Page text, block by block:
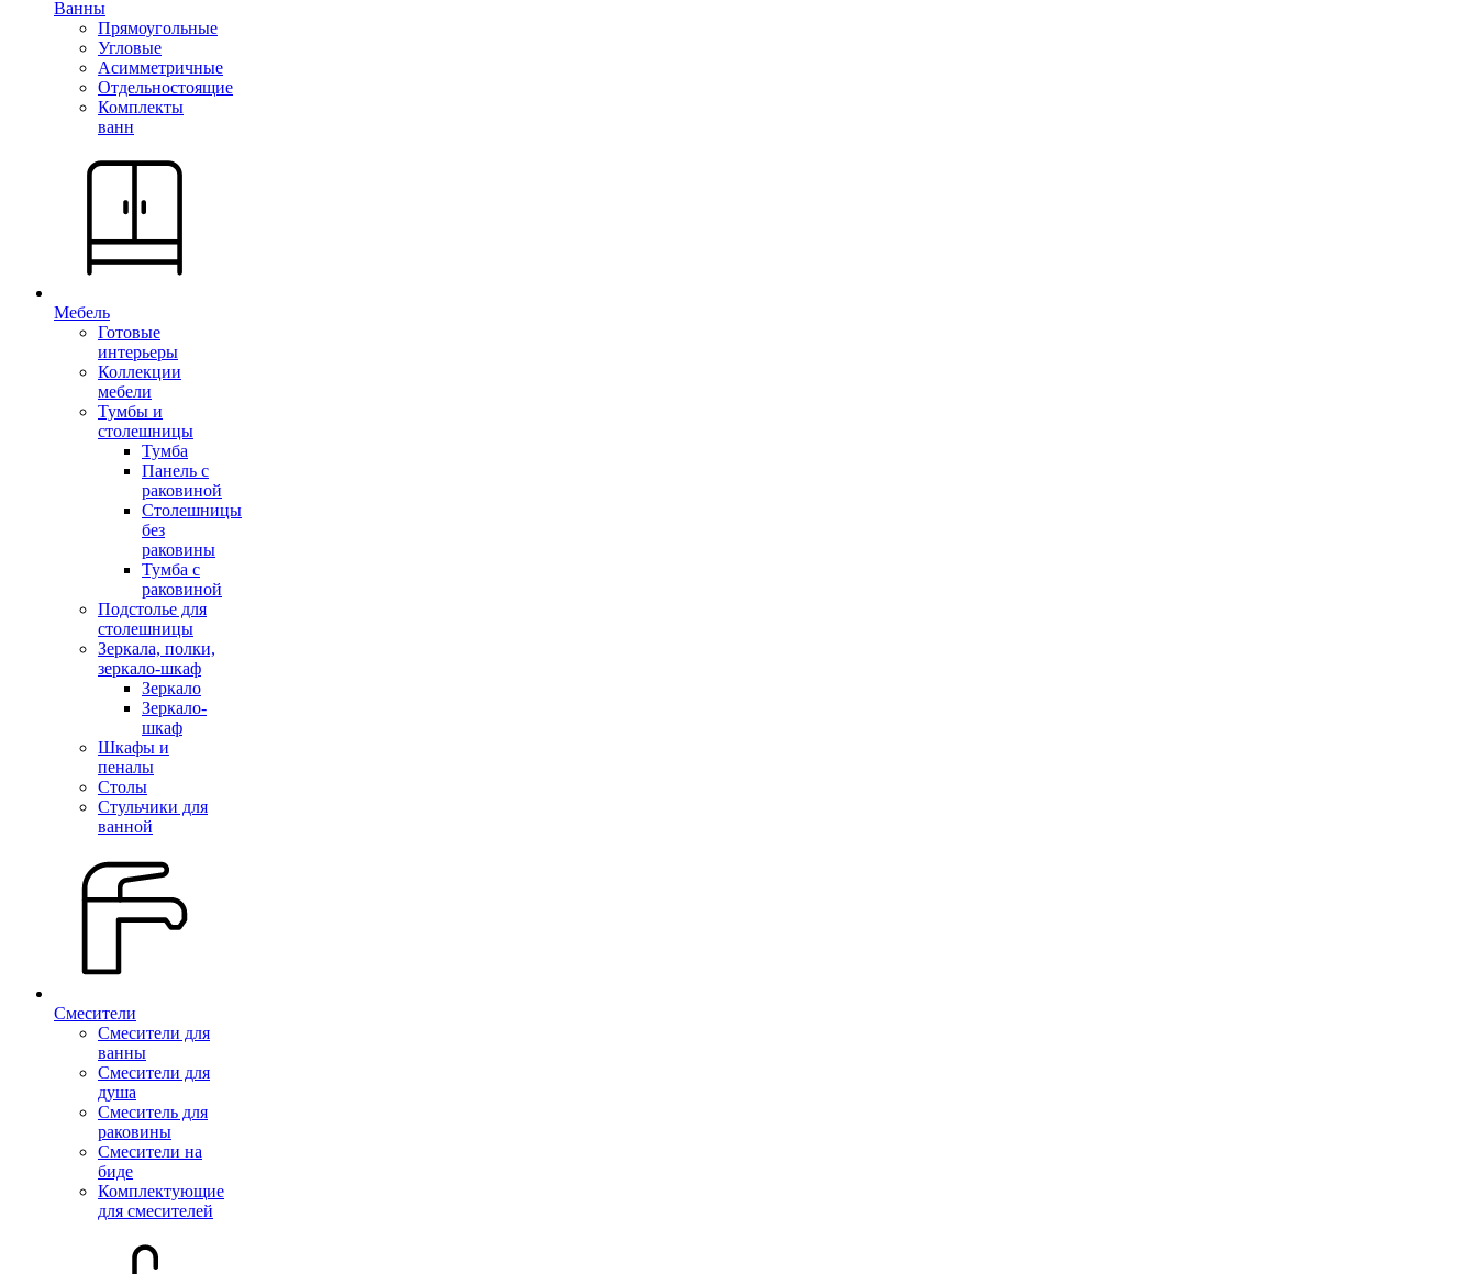
Ванны
Прямоугольные
Угловые
Асимметричные
Отдельностоящие
Комплекты
ванн
Мебель
Готовые
интерьеры
Коллекции
мебели
Тумбы и
столешницы
Тумба
Панель с
раковиной
Столешницы
без
раковины
Тумба с
раковиной
Подстолье для
столешницы
Зеркала, полки,
зеркало-шкаф
Зеркало
Зеркало-
шкаф
Шкафы и
пеналы
Столы
Стульчики для
ванной
Смесители
Смесители для
ванны
Смесители для
душа
Смеситель для
раковины
Смесители на
биде
Комплектующие
для смесителей